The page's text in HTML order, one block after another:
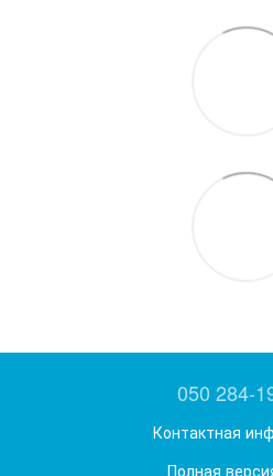
050 284-
Контактная
Полная